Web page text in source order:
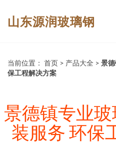
山东源润玻璃钢
当前位置： 首页 > 产品大全 > 景
保工程解决方案
景德镇专业
装服务 环保